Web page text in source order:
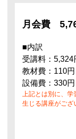
月会費
■内訳
受講料：5,324
教材費：110円
設備費：330円
上記とは別に、学
生じる講座がござ